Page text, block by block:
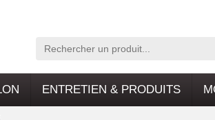
ENTRETIEN & PRODUITS